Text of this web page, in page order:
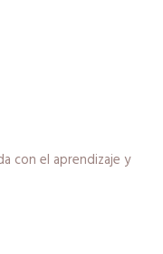
con el aprendizaje y